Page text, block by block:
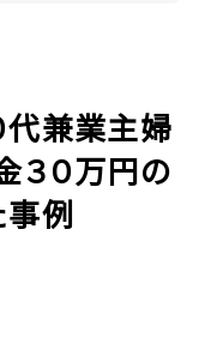
代兼業主婦
３０万円の
例